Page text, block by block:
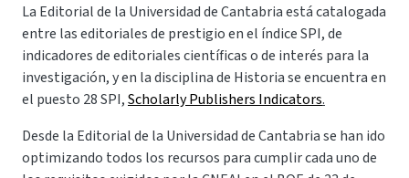
La Editorial de la Universidad de Cantabria está catalogada
entre las editoriales de prestigio en el índice SPI, de
indicadores de editoriales científicas o de interés para la
investigación, y en la disciplina de Historia se encuentra en
el puesto 28 SPI,Scholarly Publishers Indicators.
Desde la Editorial de la Universidad de Cantabria se han ido
optimizando todos los recursos para cumplir cada uno de